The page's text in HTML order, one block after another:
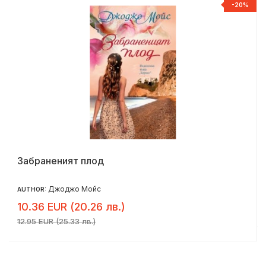
-20%
Забраненият плод
AUTHOR: Джоджо Мойс
10.36 EUR (20.26 лв.)
12.95 EUR (25.33 лв.)